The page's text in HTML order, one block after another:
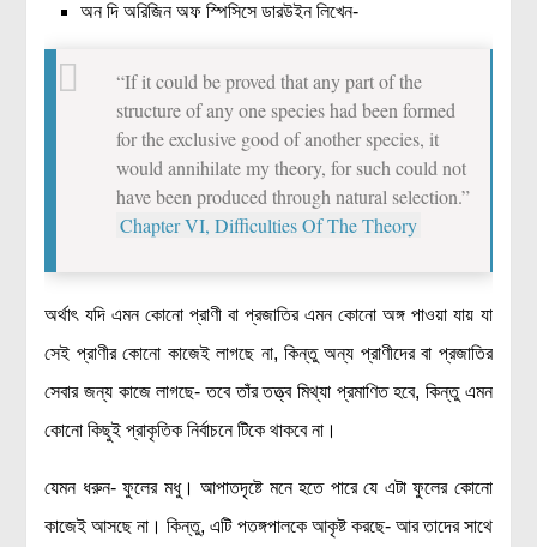
অন দি অরিজিন অফ স্পিসিসে ডারউইন লিখেন-
“If it could be proved that any part of the
structure of any one species had been formed
for the exclusive good of another species, it
would annihilate my theory, for such could not
have been produced through natural selection.”
Chapter VI, Difficulties Of The Theory
অর্থাৎ যদি এমন কোনো প্রাণী বা প্রজাতির এমন কোনো অঙ্গ পাওয়া যায় যা
সেই প্রাণীর কোনো কাজেই লাগছে না, কিন্তু অন্য প্রাণীদের বা প্রজাতির
সেবার জন্য কাজে লাগছে- তবে তাঁর তত্ত্ব মিথ্যা প্রমাণিত হবে, কিন্তু এমন
কোনো কিছুই প্রাকৃতিক নির্বাচনে টিকে থাকবে না।
যেমন ধরুন- ফুলের মধু। আপাতদৃষ্টে মনে হতে পারে যে এটা ফুলের কোনো
কাজেই আসছে না। কিন্তু, এটি পতঙ্গপালকে আকৃষ্ট করছে- আর তাদের সাথে